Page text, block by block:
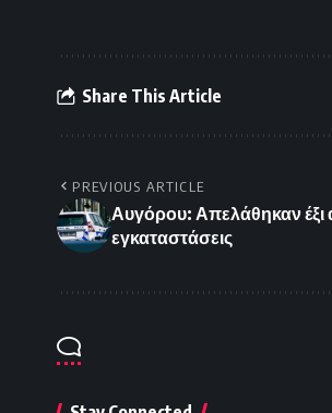
Share This Article
PREVIOUS ARTICLE
Αυγόρου: Απελάθηκαν έξι
εγκαταστάσεις